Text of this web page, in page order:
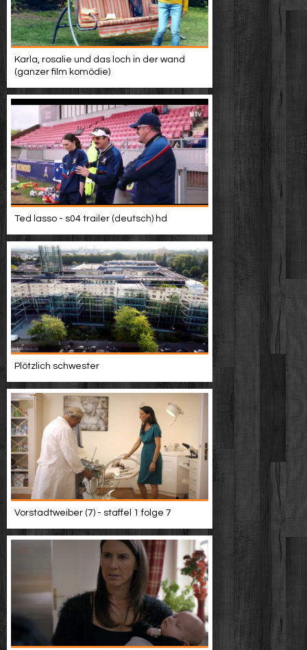
Karla, rosalie und das loch in der wand
(ganzer film komödie)
Ted lasso - s04 trailer (deutsch) hd
Plötzlich schwester
Vorstadtweiber (7) - staffel 1 folge 7